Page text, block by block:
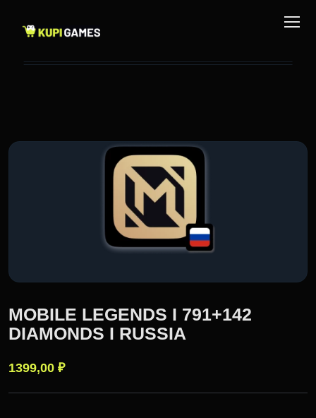
MOBILE LEGENDS I 791+142
DIAMONDS I RUSSIA
1399,00 ₽